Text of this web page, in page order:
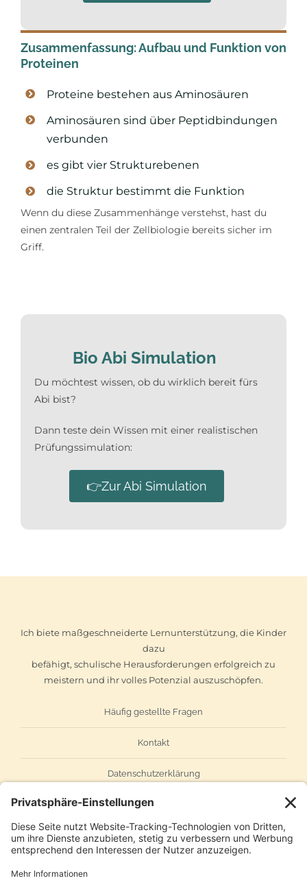
Zusammenfassung: Aufbau und Funktion von
Proteinen
Proteine bestehen aus Aminosäuren
Aminosäuren sind über Peptidbindungen
verbunden
es gibt vier Strukturebenen
die Struktur bestimmt die Funktion
Wenn du diese Zusammenhänge verstehst, hast du
einen zentralen Teil der Zellbiologie bereits sicher im
Griff.
Bio Abi Simulation
Du möchtest wissen, ob du wirklich bereit fürs
Abi bist?
Dann teste dein Wissen mit einer realistischen
Prüfungssimulation:
👉Zur Abi Simulation
Ich biete maßgeschneiderte Lernunterstützung, die Kinder
dazu
befähigt, schulische Herausforderungen erfolgreich zu
meistern und ihr volles Potenzial auszuschöpfen.
Häufig gestellte Fragen
Kontakt
Datenschutzerklärung
Impressum
AGB